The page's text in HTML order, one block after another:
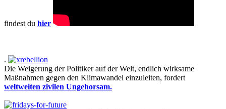
findest du hier
.
Die Weigerung der Politiker auf der Welt, endlich wirksame
Maßnahmen gegen den Klimawandel einzuleiten, fordert
weltweiten zivilen Ungehorsam.